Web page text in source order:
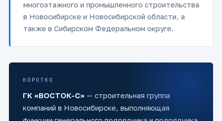
многоэтажного и промышленного строительства
в Новосибирске и Новосибирской области, а
также в Сибирском Федеральном округе.
КОРОТКО
ГК «ВОСТОК-С» — строительная группа
компаний в Новосибирске, выполняющая